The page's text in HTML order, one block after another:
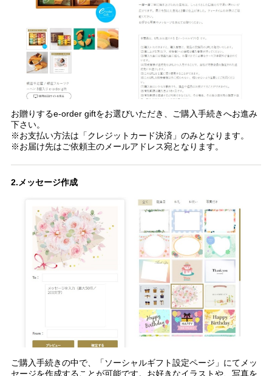
お贈りするe-order giftをお選びいただき、ご購入手続きへお進み
下さい。
※お支払い方法は「クレジットカード決済」のみとなります。
※お届け先はご依頼主のメールアドレス宛となります。
2.メッセージ作成
ご購入手続きの中で、「ソーシャルギフト設定ページ」にてメッ
セージを作成することが可能です。お好きなイラストや、写真を